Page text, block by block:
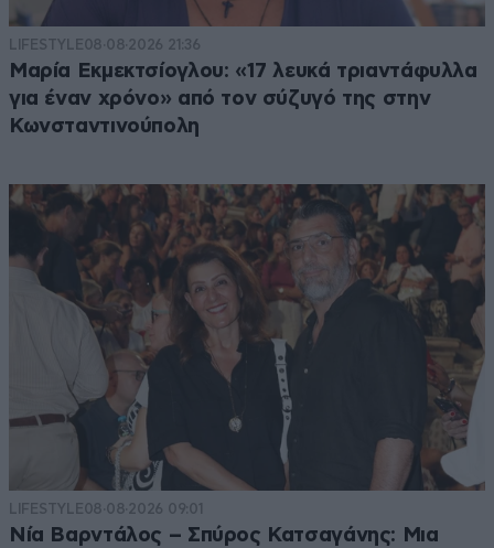
LIFESTYLE08·08·2026 21:36
Μαρία Εκμεκτσίογλου: «17 λευκά τριαντάφυλλα
για έναν χρόνο» από τον σύζυγό της στην
Κωνσταντινούπολη
LIFESTYLE08·08·2026 09:01
Νία Βαρντάλος – Σπύρος Κατσαγάνης: Μια